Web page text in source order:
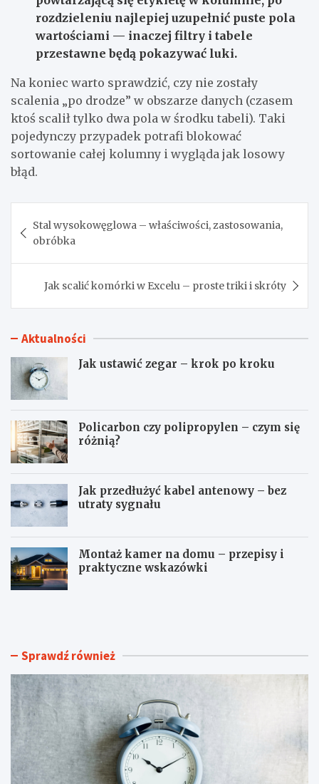
rozdzieleniu najlepiej uzupełnić puste pola
wartościami — inaczej filtry i tabele
przestawne będą pokazywać luki.
Na koniec warto sprawdzić, czy nie zostały
scalenia „po drodze” w obszarze danych (czasem
ktoś scalił tylko dwa pola w środku tabeli). Taki
pojedynczy przypadek potrafi blokować
sortowanie całej kolumny i wygląda jak losowy
błąd.
wpisu
Stal wysokowęglowa – właściwości, zastosowania,
obróbka
Jak scalić komórki w Excelu – proste triki i skróty
Aktualności
Jak ustawić zegar – krok po kroku
Policarbon czy polipropylen – czym się
różnią?
Jak przedłużyć kabel antenowy – bez
utraty sygnału
Montaż kamer na domu – przepisy i
praktyczne wskazówki
J
t
w
i
ć
z
e
a
r
P
a
b
o
n
c
z
p
o
Sprawdź również